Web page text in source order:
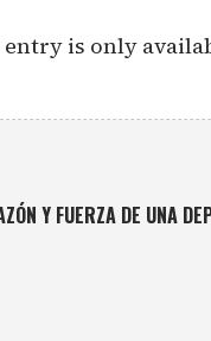
is only
Y FUERZA DE UNA